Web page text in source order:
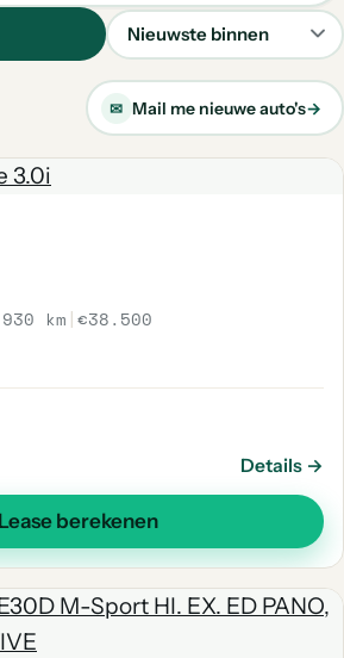
Sorteren
✉ Mail me nieuwe auto's→
km |€38.500
Details →
Lease berekenen